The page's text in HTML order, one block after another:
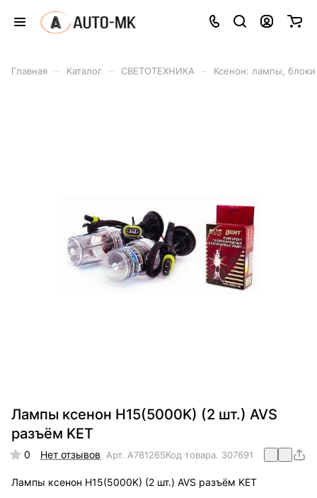
Главная Каталог СВЕТОТЕХНИКА Ксенон: лампы,
Лампы ксенон H15(5000K) (2 шт.) AVS
разъём KET
0 Нет отзывов Арт. A78126SКод товара. 307691
Лампы ксенон H15(5000K) (2 шт.) AVS разъём KET